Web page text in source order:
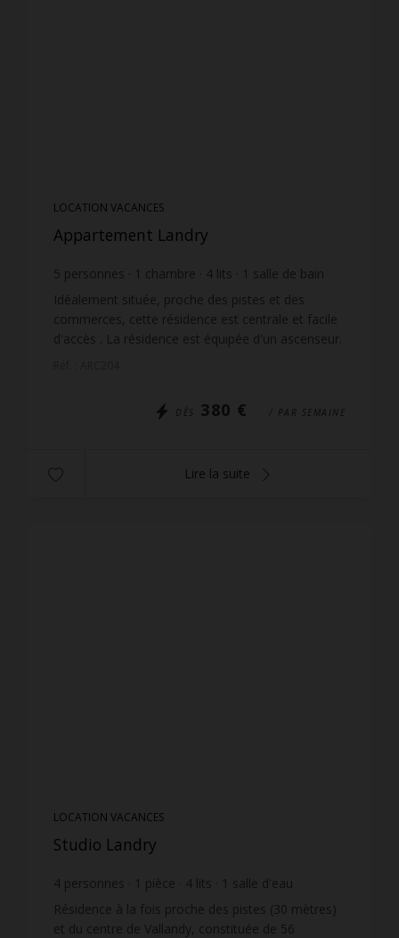
LOCATION VACANCES
Appartement Landry
5 personnes 1 chambre 4 lits 1 salle de bain
wi-fi
Idéalement située, proche des pistes et des
commerces, cette résidence est centrale et facile
d'accès . La résidence est équipée d'un ascenseur.
DÈS 380 € / PAR SEMAINE
Lire la suite
LOCATION VACANCES
Studio Landry
4 personnes 1 pièce 4 lits 1 salle d'eau
Résidence à la fois proche des pistes (30 mètres)
et du centre de Vallandy, constituée de 56